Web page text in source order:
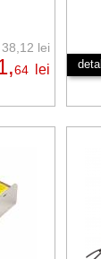
lei
64 lei